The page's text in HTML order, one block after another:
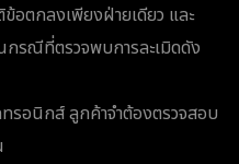
ตกลงเพียงฝ่ายเดียว และ
กรณีที่ตรวจพบการละเมิดดัง
รอนิกส์ ลูกค้าจำต้องตรวจสอบ